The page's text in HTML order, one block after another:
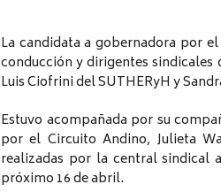
La candidata a gobernadora por
conducción y dirigentes sindicales
Luis Ciofrini del SUTHERyH y
Estuvo acompañada por su
por el Circuito Andino, Julieta
realizadas por la central sindical
próximo 16 de abril.